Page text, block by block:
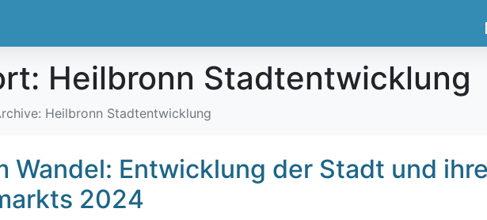
Heilbronn Stadtentwicklung
Heilbronn Stadtentwicklung
Wandel: Entwicklung der Stadt und
2024